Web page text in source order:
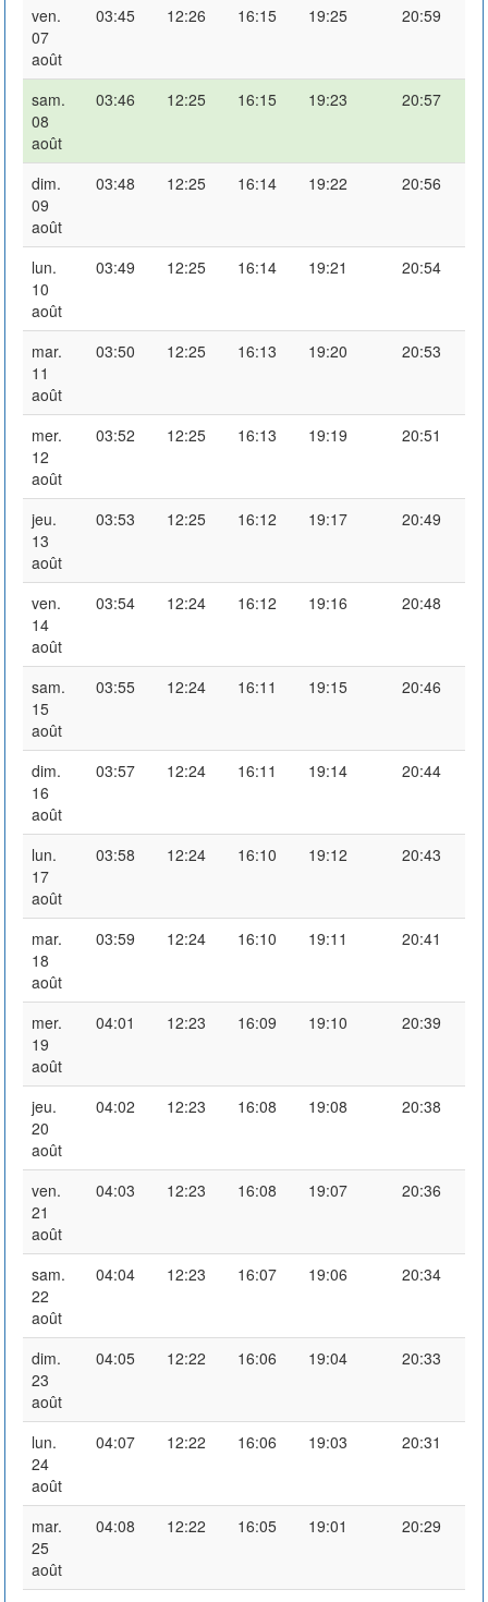
ven.
07
août
03:45 12:26 16:15 19:25 20:59
sam.
08
août
03:46 12:25 16:15 19:23 20:57
dim.
09
août
03:48 12:25 16:14 19:22 20:56
lun.
10
août
03:49 12:25 16:14 19:21 20:54
mar.
11
août
03:50 12:25 16:13 19:20 20:53
mer.
12
août
03:52 12:25 16:13 19:19 20:51
jeu.
13
août
03:53 12:25 16:12 19:17 20:49
ven.
14
août
03:54 12:24 16:12 19:16 20:48
sam.
15
août
03:55 12:24 16:11 19:15 20:46
dim.
16
août
03:57 12:24 16:11 19:14 20:44
lun.
17
août
03:58 12:24 16:10 19:12 20:43
mar.
18
août
03:59 12:24 16:10 19:11 20:41
mer.
19
août
04:01 12:23 16:09 19:10 20:39
jeu.
20
août
04:02 12:23 16:08 19:08 20:38
ven.
21
août
04:03 12:23 16:08 19:07 20:36
sam.
22
août
04:04 12:23 16:07 19:06 20:34
dim.
23
août
04:05 12:22 16:06 19:04 20:33
lun.
24
août
04:07 12:22 16:06 19:03 20:31
mar.
25
août
04:08 12:22 16:05 19:01 20:29